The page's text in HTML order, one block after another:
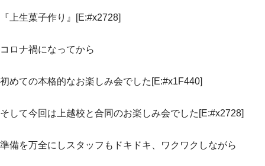
『上生菓子作り』[E:#x2728]
コロナ禍になってから
初めての本格的なお楽しみ会でした[E:#x1F440]
そして今回は上越校と合同のお楽しみ会でした[E:#x2728]
準備を万全にしスタッフもドキドキ、ワクワクしながら